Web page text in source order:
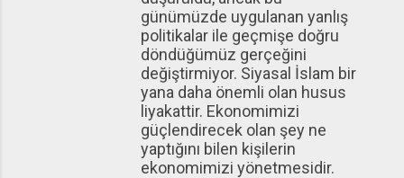
günümüzde uygulanan yanlış
politikalar ile geçmişe doğru
döndüğümüz gerçeğini
değiştirmiyor. Siyasal İslam bir
yana daha önemli olan husus
liyakattir. Ekonomimizi
güçlendirecek olan şey ne
yaptığını bilen kişilerin
ekonomimizi yönetmesidir.